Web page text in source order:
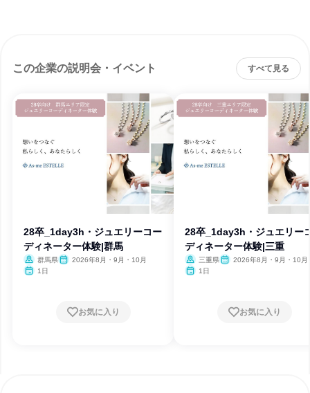
この企業の説明会・イベント すべて見る
28卒_1day3h・ジュエリーコー
ディネーター体験|群馬
群馬県
2026年8月・9月・10月
1日
お気に入り
28卒_1day3h・ジュエリー
ディネーター体験|三重
三重県
2026年8月・9月・10月
1日
お気に入り